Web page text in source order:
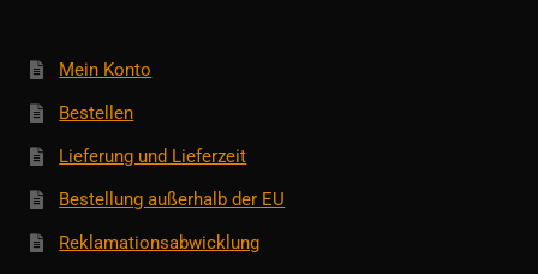
Mein Konto
Bestellen
Lieferung und Lieferzeit
Bestellung außerhalb der EU
Reklamationsabwicklung